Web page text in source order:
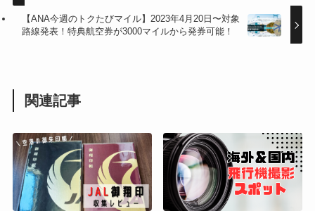
【ANA今週のトクたびマイル】2023年4月20日〜対象
路線発表！特典航空券が3000マイルから発券可能！
関連記事